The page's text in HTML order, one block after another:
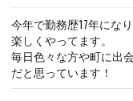
今年で勤務歴17年にな
楽しくやってます。
毎日色々な方や町に出
だと思っています！